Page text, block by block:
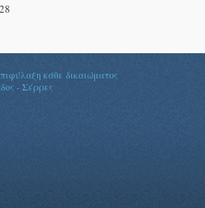
κάθε δικαιώματος
- Σέρρες